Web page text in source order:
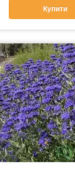
Купити